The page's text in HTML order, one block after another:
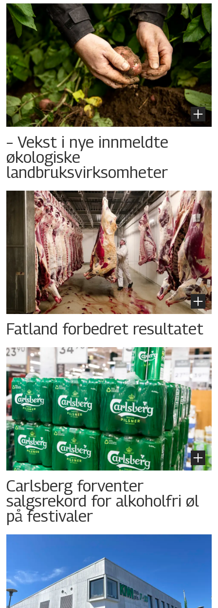
– Vekst i nye innmeldte
økologiske
landbruksvirksomheter
Fatland forbedret resultatet
Carlsberg forventer
salgsrekord for alkoholfri øl
på festivaler